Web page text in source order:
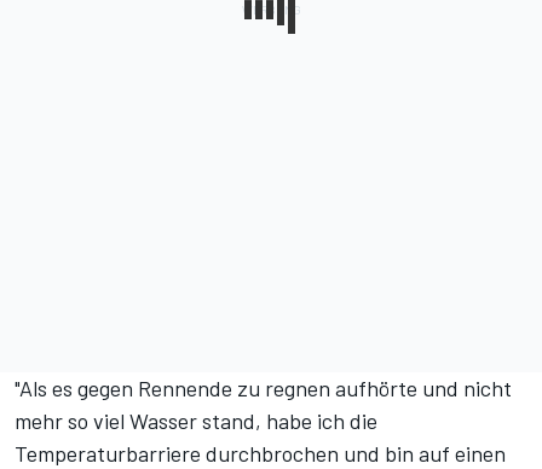
"Als es gegen Rennende zu regnen aufhörte und nicht
mehr so viel Wasser stand, habe ich die
Temperaturbarriere durchbrochen und bin auf einen